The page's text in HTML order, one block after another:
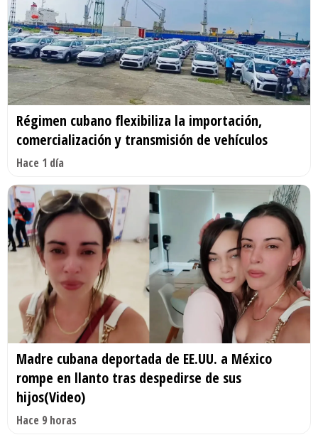
Régimen cubano flexibiliza la importación,
comercialización y transmisión de vehículos
Hace 1 día
Madre cubana deportada de EE.UU. a México
rompe en llanto tras despedirse de sus
hijos(Video)
Hace 9 horas